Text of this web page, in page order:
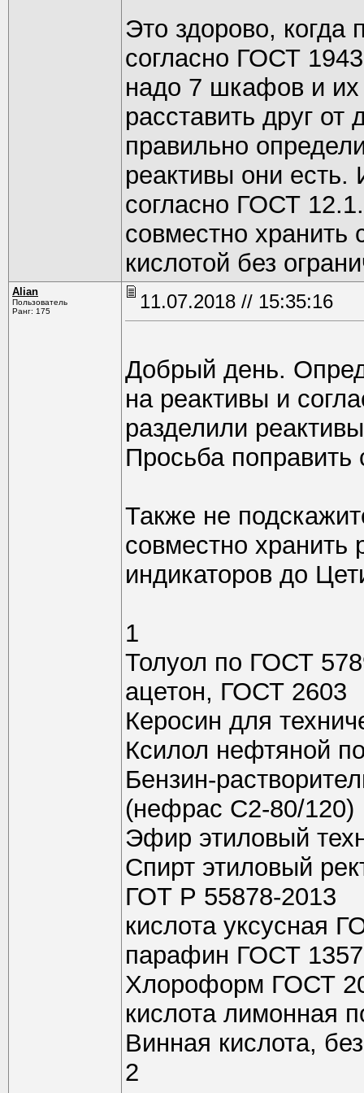
Это здорово, когда
согласно ГОСТ
надо 7 шкафов и их
расставить друг
правильно
реактивы они
согласно ГОСТ
совместно хранить
кислотой без
Alian
Пользователь
Ранг: 175
11.07.2018 // 15:35:16
Добрый день.
на реактивы и
разделили
Просьба
Также не
совместно хранить
индикаторов до
1
Толуол по ГОСТ
ацетон, ГОСТ 2603
Керосин для
Ксилол нефтяной
Бензин-
(нефрас C2-80/120)
Эфир этиловый
Спирт этиловый
ГОТ Р 55878-2013
кислота уксусная
парафин ГОСТ
Хлороформ ГОСТ
кислота лимонная
Винная кислота,
2